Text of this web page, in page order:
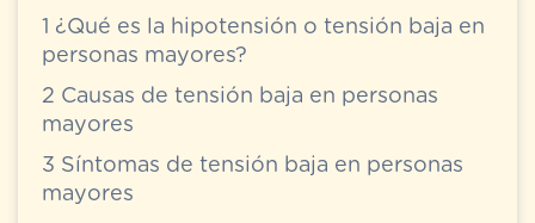
1 ¿Qué es la hipotensión o tensión baja en
personas mayores?
2 Causas de tensión baja en personas
mayores
3 Síntomas de tensión baja en personas
mayores